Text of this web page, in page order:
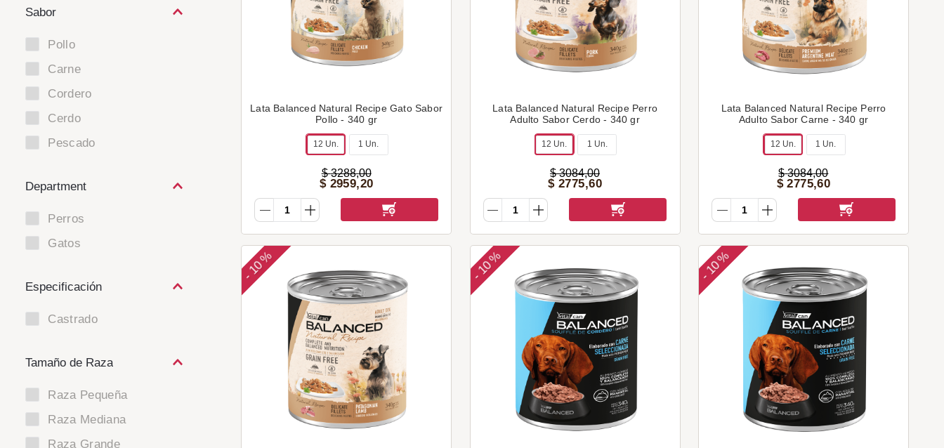
Department
Perros
Gatos
Especificación
Castrado
20 Kg
22 Kg
1 Un.
12 Un.
Sabor
Pollo
Carne
Cordero
Cerdo
Pescado
Tamaño de Raza
Raza Pequeña
Raza Mediana
Raza Grande
Lata Balanced Natural Recipe Gato Sabor
Pollo - 340 gr
12 Un. 1 Un.
$ 3288,00
$ 2959,20
Lata Balanced Natural Recipe Perro
Adulto Sabor Cerdo - 340 gr
12 Un. 1 Un.
$ 3084,00
$ 2775,60
Lata Balanced Natural Recipe Perro
Adulto Sabor Carne - 340 gr
12 Un. 1 Un.
$ 3084,00
$ 2775,60
-
10 % -
10 % -
10 %